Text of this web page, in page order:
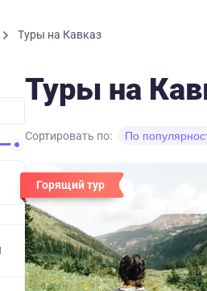
Туры на Кавказ
Туры на
Сортировать по: По
Горящий тур